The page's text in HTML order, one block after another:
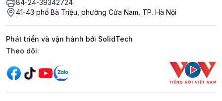
84-24-39342724
41-43 phố Bà Triệu, phường Cửa Nam, TP. Hà Nội
Phát triển và vận hành bởi SolidTech
Mạng xã hội
Theo dõi: